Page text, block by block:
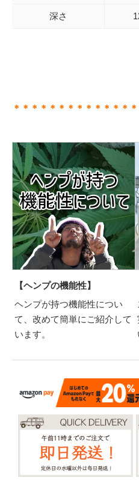
深さ
＊＊＊＊＊＊＊＊＊＊＊＊＊
【ヘンプの機能性】
ヘンプが持つ機能性につい
て、改めて簡単にご紹介して
います。